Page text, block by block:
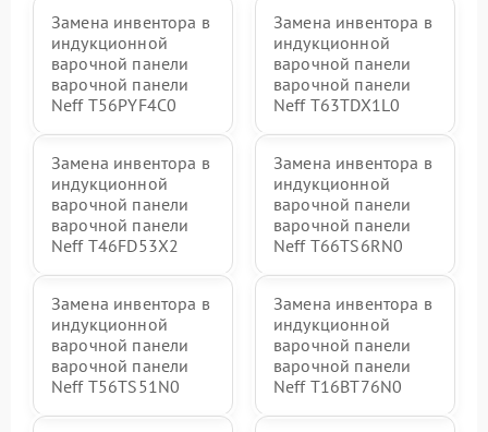
Замена инвентора в
индукционной
варочной панели
варочной панели
Neff T56PYF4C0
Замена инвентора в
индукционной
варочной панели
варочной панели
Neff T63TDX1L0
Замена инвентора в
индукционной
варочной панели
варочной панели
Neff T46FD53X2
Замена инвентора в
индукционной
варочной панели
варочной панели
Neff T66TS6RN0
Замена инвентора в
индукционной
варочной панели
варочной панели
Neff T56TS51N0
Замена инвентора в
индукционной
варочной панели
варочной панели
Neff T16BT76N0